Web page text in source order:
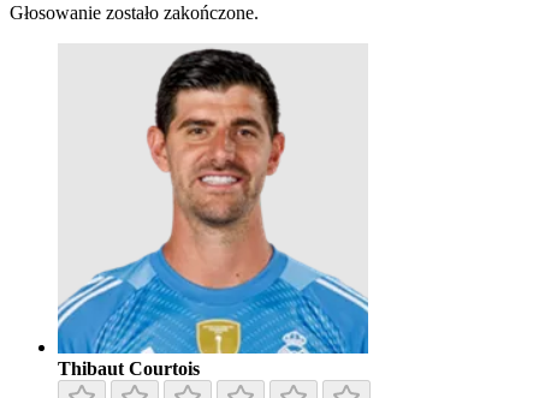
Głosowanie zostało zakończone.
Thibaut Courtois